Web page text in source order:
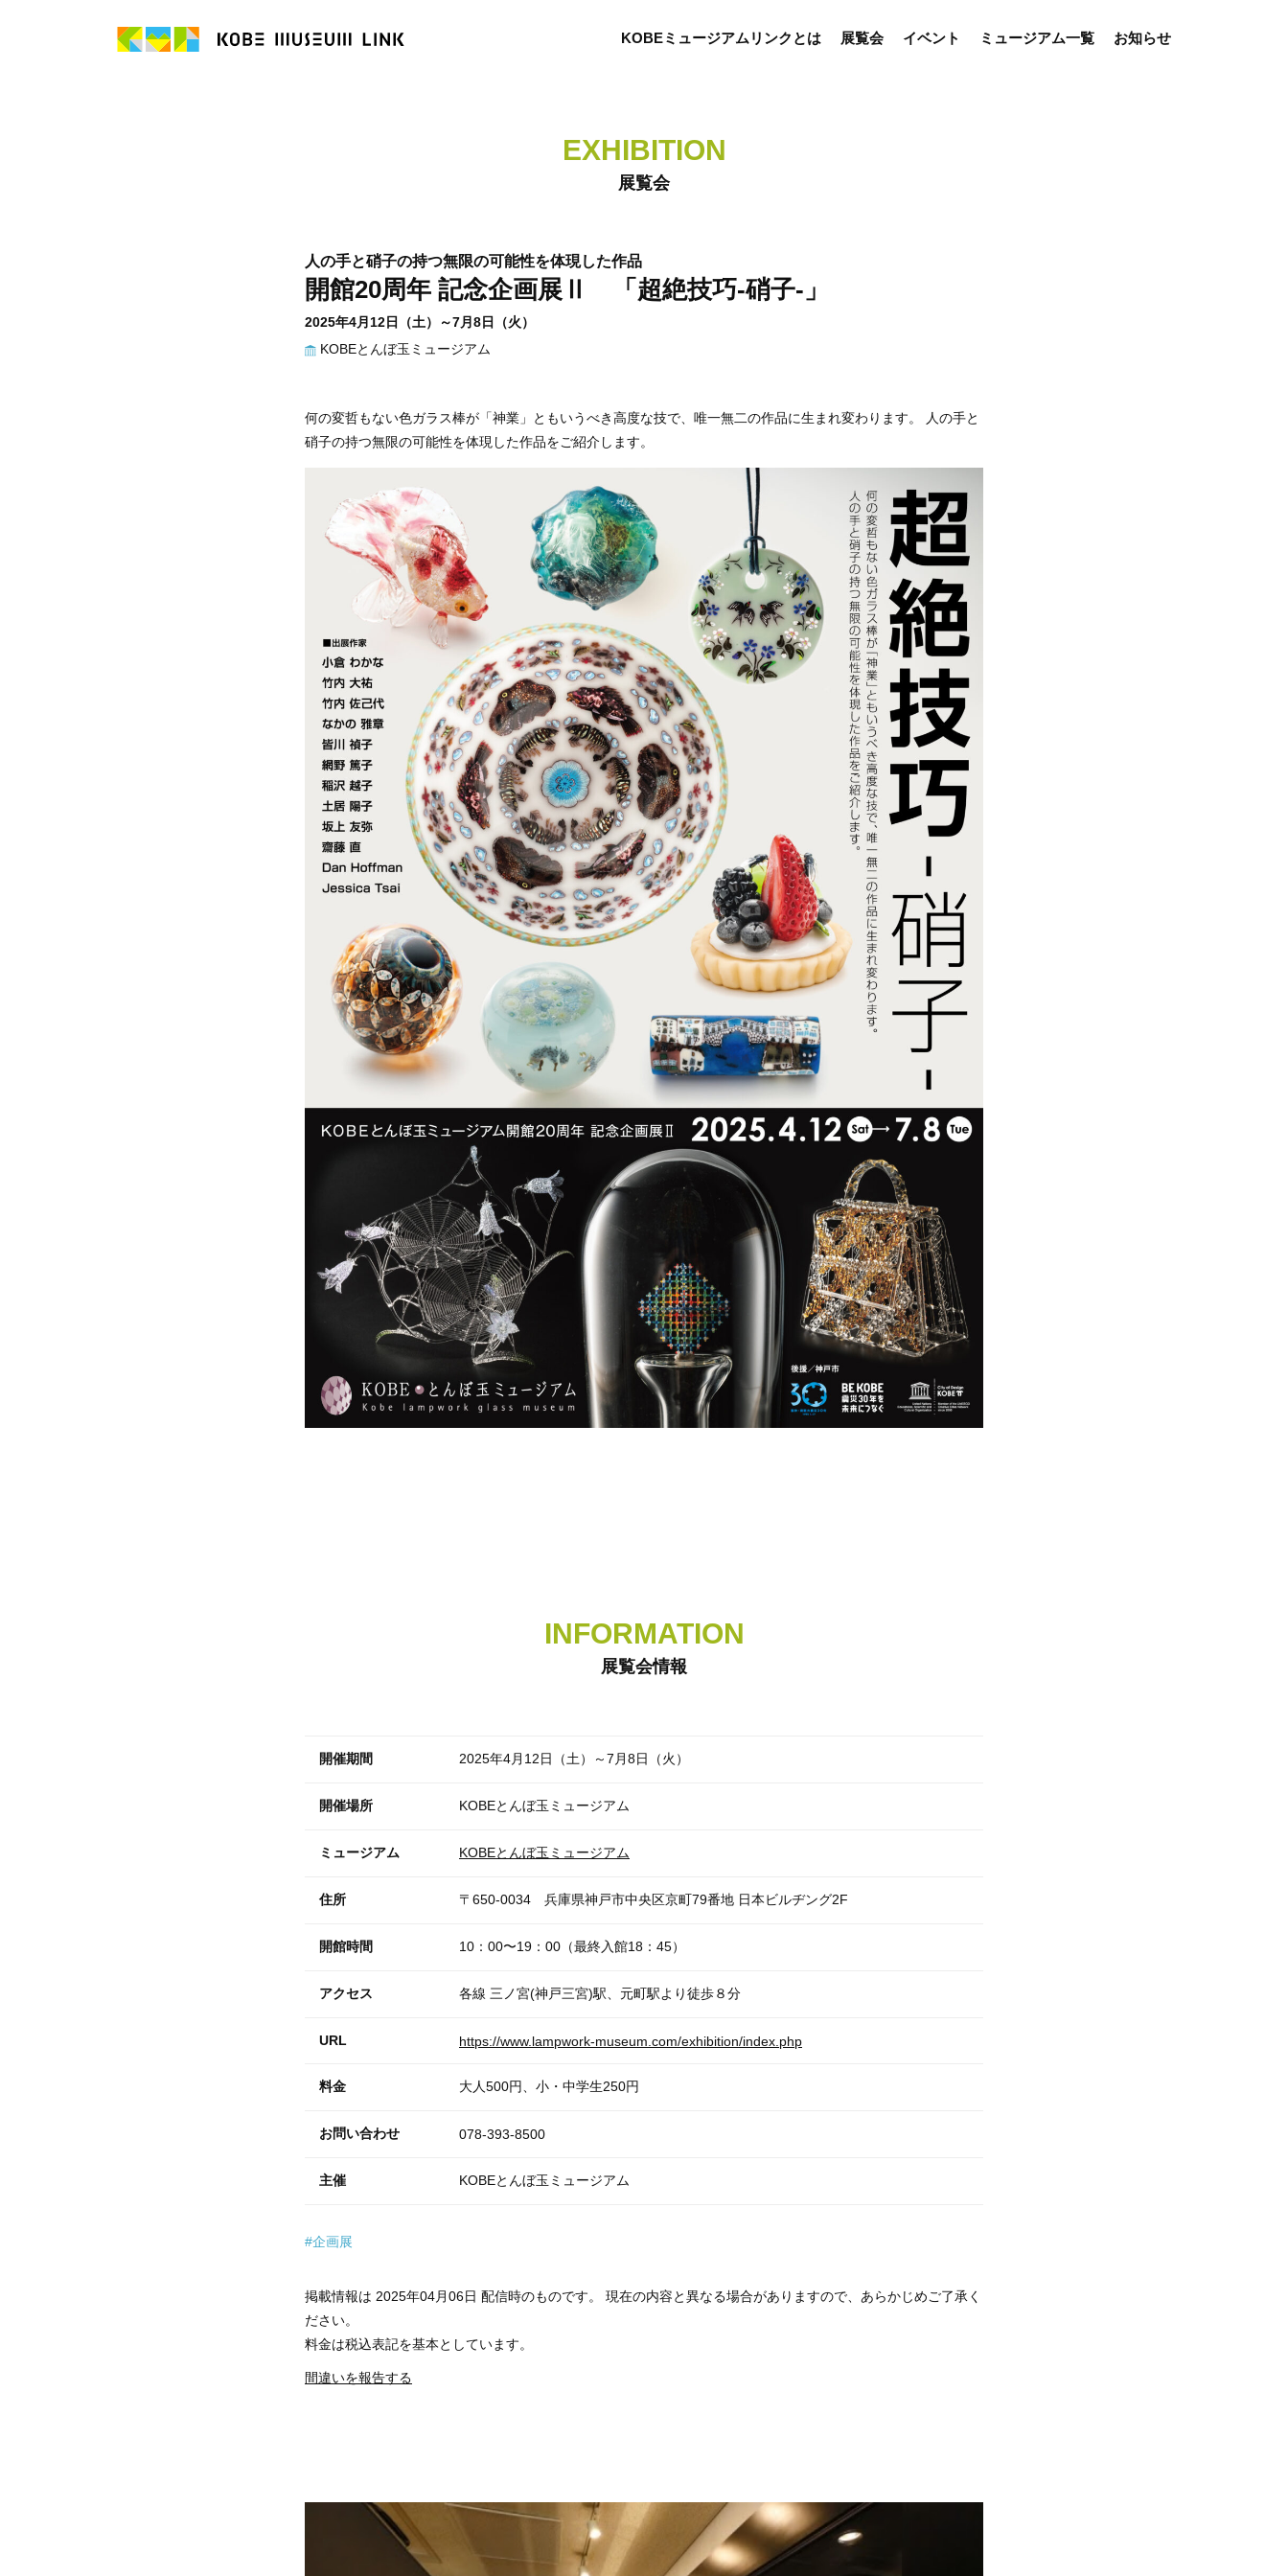
KOBEミュージアムリンクとは 展覧会 イベント ミュージアム一覧 お知らせ
EXHIBITION
展覧会
人の手と硝子の持つ無限の可能性を体現した作品
開館20周年 記念企画展Ⅱ 「超絶技巧-硝子-」
2025年4月12日（土）～7月8日（火）
KOBEとんぼ玉ミュージアム
何の変哲もない色ガラス棒が「神業」ともいうべき高度な技で、唯一無二の作品に生まれ変わります。 人の手と
硝子の持つ無限の可能性を体現した作品をご紹介します。
INFORMATION
展覧会情報
開催期間 2025年4月12日（土）～7月8日（火）
開催場所 KOBEとんぼ玉ミュージアム
ミュージアム KOBEとんぼ玉ミュージアム
住所 〒650-0034 兵庫県神戸市中央区京町79番地 日本ビルヂング2F
開館時間 10：00〜19：00（最終入館18：45）
アクセス 各線 三ノ宮(神戸三宮)駅、元町駅より徒歩８分
URL https://www.lampwork-museum.com/exhibition/index.php
料金 大人500円、小・中学生250円
お問い合わせ 078-393-8500
主催 KOBEとんぼ玉ミュージアム
#企画展
掲載情報は 2025年04月06日 配信時のものです。 現在の内容と異なる場合がありますので、あらかじめご了承く
ださい。
料金は税込表記を基本としています。
間違いを報告する